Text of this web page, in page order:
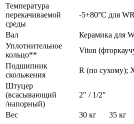
Температура
перекачиваемой
среды
-5+80°С для
Вал
Керамика для
Уплотнительное
кольцо**
Viton
Подшипник
скольжения
R (по сухому);
Штуцер
(всасывающий
/напорный)
2" / 1/2"
Вес 30 кг 35 кг